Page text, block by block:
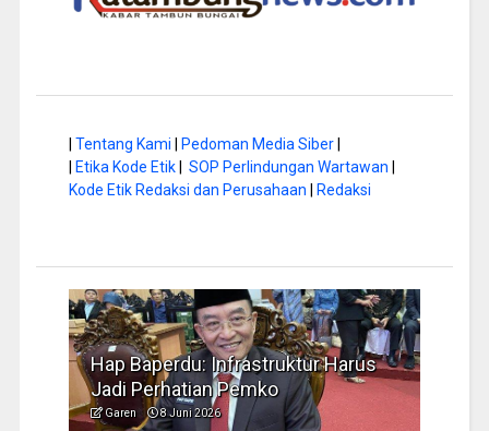
Tentang Kami Pedoman Media Siber|
Etika Kode Etik| SOP Perlindungan Wartawan
Kode Etik Redaksi dan Perusahaan
Redaksi
Hap Baperdu: Infrastruktur Harus
Jadi Perhatian Pemko
Garen 8 Juni 2026